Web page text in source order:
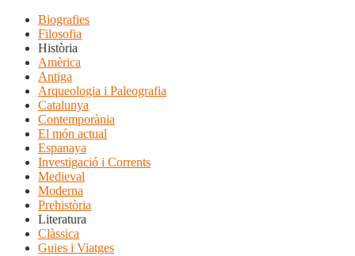
Biografies
Filosofia
Història
Amèrica
Antiga
Arqueologia i Paleografia
Catalunya
Contemporània
El món actual
Espanaya
Investigació i Corrents
Medieval
Moderna
Prehistòria
Literatura
Clàssica
Guies i Viatges